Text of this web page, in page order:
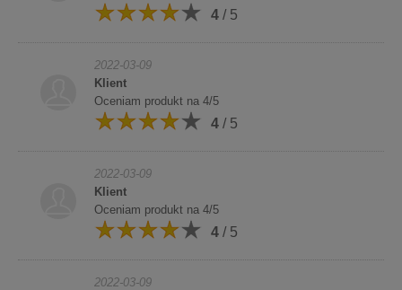
4 / 5
2022-03-09
Klient
Oceniam produkt na 4/5
4 / 5
2022-03-09
Klient
Oceniam produkt na 4/5
4 / 5
2022-03-09